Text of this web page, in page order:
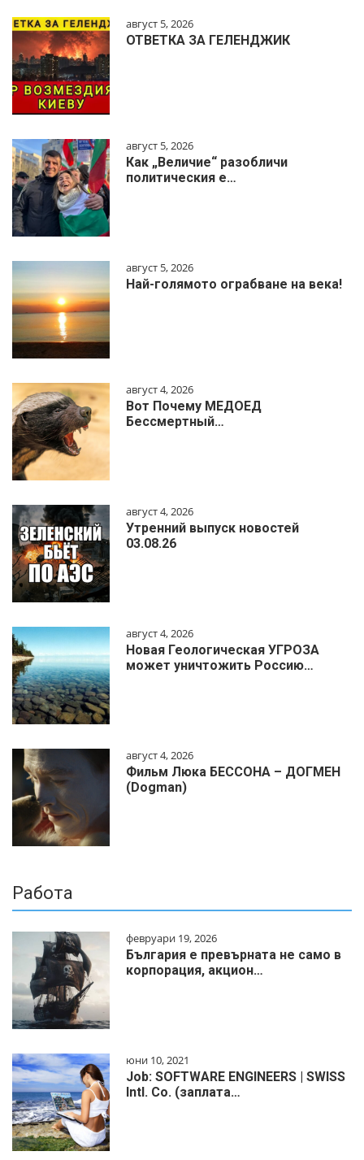
август 5, 2026
ОТВЕТКА ЗА ГЕЛЕНДЖИК
август 5, 2026
Как „Величие“ разобличи
политическия е…
август 5, 2026
Най-голямото ограбване на века!
август 4, 2026
Вот Почему МЕДОЕД
Бессмертный…
август 4, 2026
Утренний выпуск новостей
03.08.26
август 4, 2026
Новая Геологическая УГРОЗА
может уничтожить Россию…
август 4, 2026
Фильм Люка БЕССОНА – ДОГМЕН
(Dogman)
Работа
февруари 19, 2026
България е превърната не само в
корпорация, акцион…
юни 10, 2021
Job: SOFTWARE ENGINEERS | SWISS
Intl. Co. (заплата…